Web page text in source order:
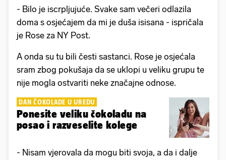
- Bilo je iscrpljujuće. Svake sam večeri odlazila
doma s osjećajem da mi je duša isisana - ispričala
je Rose za NY Post.
A onda su tu bili česti sastanci. Rose je osjećala
sram zbog pokušaja da se uklopi u veliku grupu te
nije mogla ostvariti neke značajne odnose.
DAN ČOKOLADE U UREDU
Ponesite veliku čokoladu na
posao i razveselite kolege
- Nisam vjerovala da mogu biti svoja, a da i dalje